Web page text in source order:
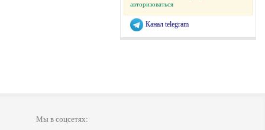
авторизоваться
Канал telegram
Мы в соцсетях: